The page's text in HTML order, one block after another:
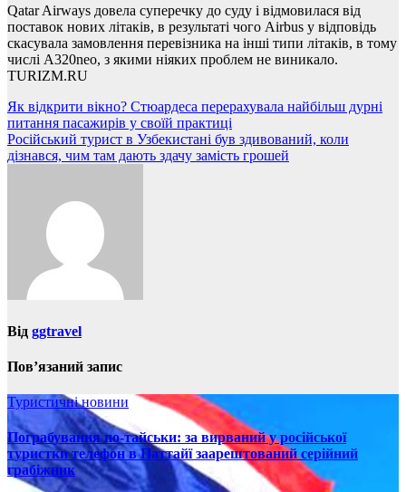
Qatar Airways довела суперечку до суду і відмовилася від
поставок нових літаків, в результаті чого Airbus у відповідь
скасувала замовлення перевізника на інші типи літаків, в тому
числі A320neo, з якими ніяких проблем не виникало.
TURIZM.RU
Навігація
записів
Як відкрити вікно? Стюардеса перерахувала найбільш дурні
питання пасажирів у своїй практиці
Російський турист в Узбекистані був здивований, коли
дізнався, чим там дають здачу замість грошей
Від ggtravel
Пов’язаний запис
Туристичні новини
Пограбування по-тайськи: за вирваний у російської
туристки телефон в Паттайї заарештований серійний
грабіжник